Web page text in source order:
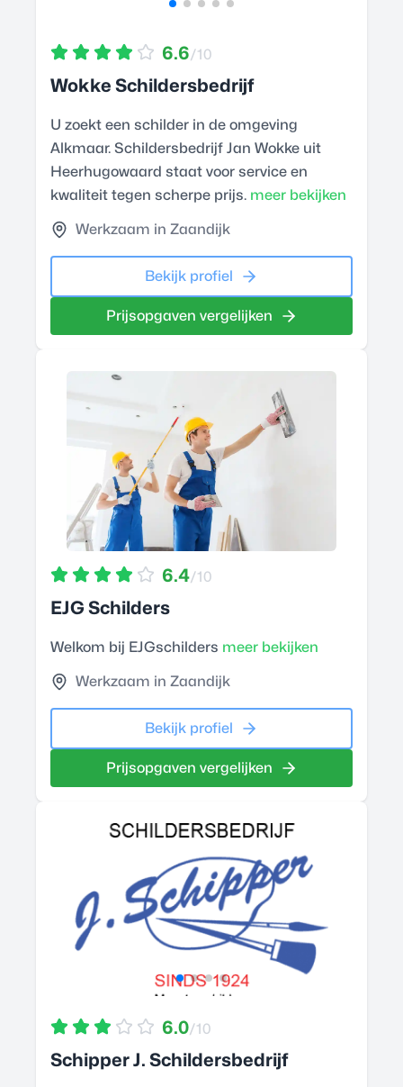
6.6/10
Wokke Schildersbedrijf
U zoekt een schilder in de omgeving
Alkmaar. Schildersbedrijf Jan Wokke uit
Heerhugowaard staat voor service en
kwaliteit tegen scherpe prijs. meer bekijken
Werkzaam in Zaandijk
Bekijk profiel
Prijsopgaven vergelijken
6.4/10
EJG Schilders
Welkom bij EJGschilders meer bekijken
Werkzaam in Zaandijk
Bekijk profiel
Prijsopgaven vergelijken
6.0/10
Schipper J. Schildersbedrijf